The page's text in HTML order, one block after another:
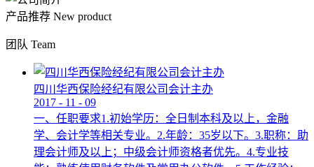
产品推荐 New product
团队 Team
四川华西保险经纪有限公司会计主办
2017 - 11 - 09
一、任职要求1.初始学历：全日制本科及以上，金融
学、会计学等相关专业。2.年龄：35岁以下。3.职称：助
理会计师及以上；中级会计师资格者优先。4.专业技